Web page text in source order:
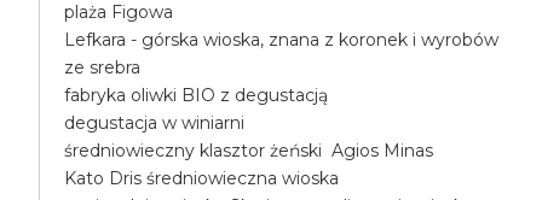
plaża Figowa
Lefkara - górska wioska, znana z koronek i wyrobów
ze srebra
fabryka oliwki BIO z degustacją
degustacja w winiarni
średniowieczny klasztor żeński Agios Minas
Kato Dris średniowieczna wioska